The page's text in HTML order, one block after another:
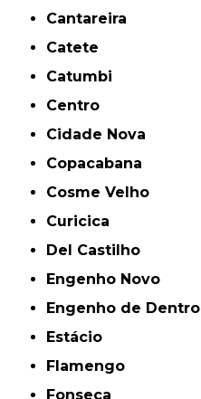
Cantareira
Catete
Catumbi
Centro
Cidade Nova
Copacabana
Cosme Velho
Curicica
Del Castilho
Engenho Novo
Engenho de Dentro
Estácio
Flamengo
Fonseca